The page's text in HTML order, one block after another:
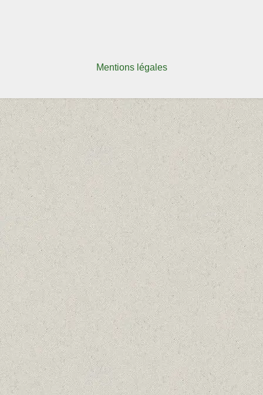
Mentions légales